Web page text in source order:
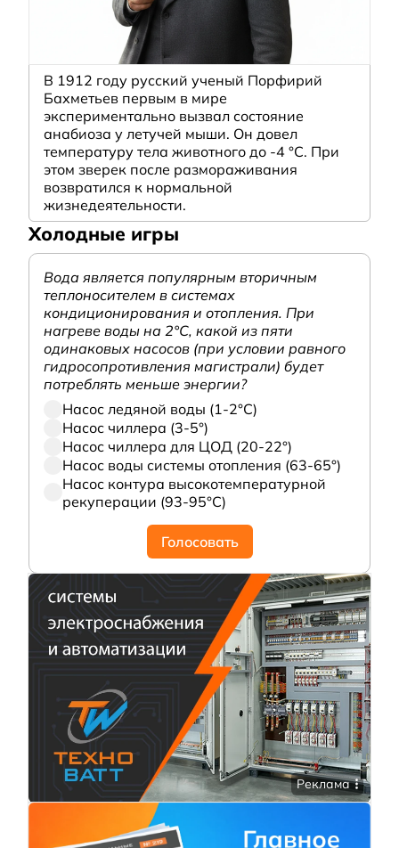
В 1912 году русский ученый Порфирий
Бахметьев первым в мире
экспериментально вызвал состояние
анабиоза у летучей мыши. Он довел
температуру тела животного до -4 °C. При
этом зверек после размораживания
возвратился к нормальной
жизнедеятельности.
Холодные игры
Вода является популярным вторичным
теплоносителем в системах
кондиционирования и отопления. При
нагреве воды на 2°С, какой из пяти
одинаковых насосов (при условии равного
гидросопротивления магистрали) будет
потреблять меньше энергии?
Насос ледяной воды (1-2°С)
Насос чиллера (3-5°)
Насос чиллера для ЦОД (20-22°)
Насос воды системы отопления (63-65°)
Насос контура высокотемпературной
рекуперации (93-95°С)
Голосовать
Реклама